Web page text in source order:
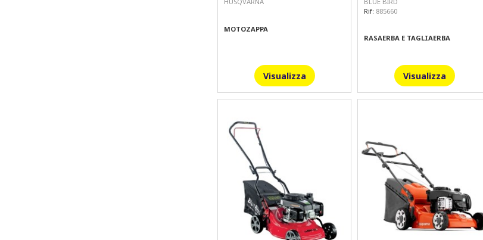
MOTOZAPPA
Visualizza
Rif: 885660
RASAERBA E TAGLIAERBA
Visualizza